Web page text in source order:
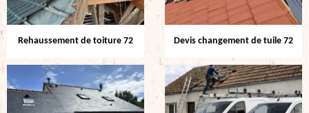
Rehaussement de toiture 72 Devis changement de tuile 72